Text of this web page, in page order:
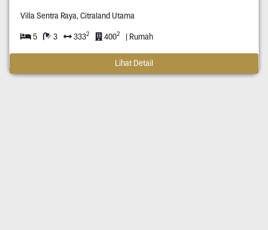
Villa Sentra Raya, Citraland Utama
5 3 3332 4002 | Rumah
Lihat Detail